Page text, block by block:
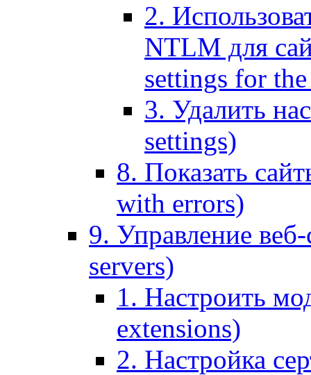
2.
NTLM для
settings for
3. Удалить
settings)
8. Показать
with errors)
9. Управление
servers)
1. Настроить
extensions)
2. Настройка